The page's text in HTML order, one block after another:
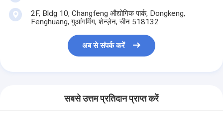
2F, Bldg 10, Changfeng औद्योगिक पार्क, Dongkeng,
Fenghuang, गुआंगमिंग, शेन्ज़ेन, चीन 518132
अब से संपर्क करें
सबसे उत्तम प्रतिदान प्राप्त करें